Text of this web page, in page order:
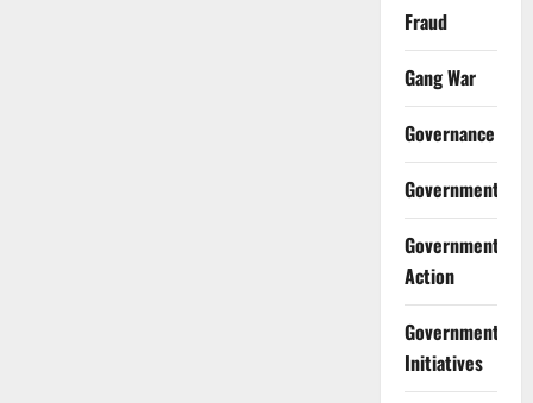
Fraud
Gang War
Governance
Government
Government
Action
Government
Initiatives